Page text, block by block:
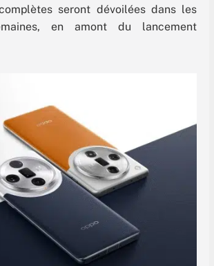
seront dévoilées dans les
en amont du lancement